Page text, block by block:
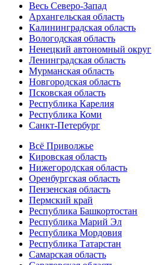
Весь Северо-Запад
Архангельская область
Калининградская область
Вологодская область
Ненецкий автономный округ
Ленинградская область
Мурманская область
Новгородская область
Псковская область
Республика Карелия
Республика Коми
Санкт-Петербург
Всё Приволжье
Кировская область
Нижегородская область
Оренбургская область
Пензенская область
Пермский край
Республика Башкортостан
Республика Марий Эл
Республика Мордовия
Республика Татарстан
Самарская область